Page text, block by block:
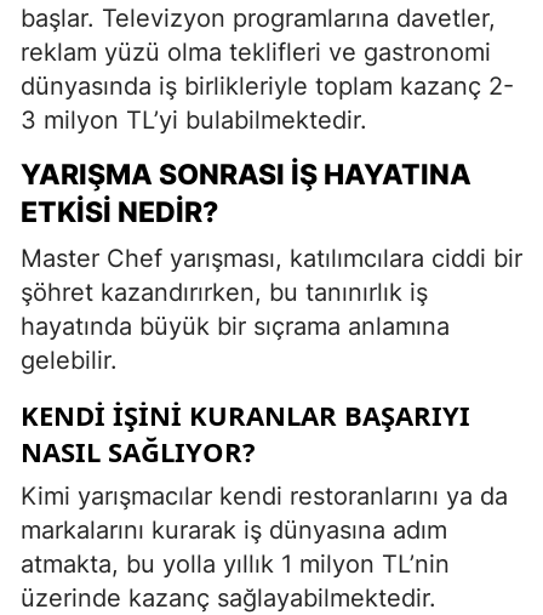
başlar. Televizyon programlarına davetler,
reklam yüzü olma teklifleri ve gastronomi
dünyasında iş birlikleriyle toplam kazanç 2-
3 milyon TL’yi bulabilmektedir.
YARIŞMA SONRASI İŞ HAYATINA
ETKISI NEDIR?
Master Chef yarışması, katılımcılara ciddi bir
şöhret kazandırırken, bu tanınırlık iş
hayatında büyük bir sıçrama anlamına
gelebilir.
KENDI İŞINI KURANLAR BAŞARIYI
NASIL SAĞLIYOR?
Kimi yarışmacılar kendi restoranlarını ya da
markalarını kurarak iş dünyasına adım
atmakta, bu yolla yıllık 1 milyon TL’nin
üzerinde kazanç sağlayabilmektedir.